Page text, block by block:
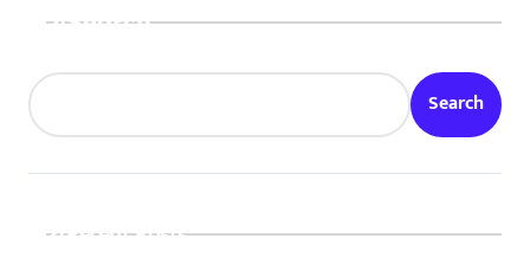
Search
Search
Recent Posts